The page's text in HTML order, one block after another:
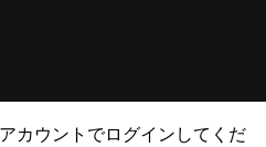
カウントでログインしてくだ